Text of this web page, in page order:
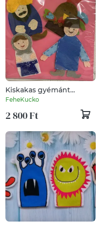
Kiskakas gyémánt
félkrajcárja csomag
FeheKucko
2 800 Ft